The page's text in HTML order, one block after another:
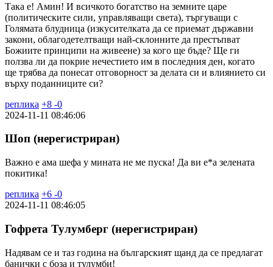
Така е! Амин! И всичкото богатство на земните царе
(политическите сили, управляващи света), търгуващи с
Голямата блудница (изкусителката да се приемат държавни
закони, облагодетелтващи най-склонните да престъпват
Божиите принципи на живеене) за кого ще бъде? Ще ги
ползва ли да покрие нечестието им в последния ден, когато
ще трябва да понесат отговорност за делата си и влиянието си
върху поданниците си?
реплика +8 -0
2024-11-11 08:46:06
Шоп (нерегистриран)
Важно е ама шефа у мината не ме пуска! Да ви е*а зелената
покитика!
реплика +6 -0
2024-11-11 08:46:05
Гофрета Тулумберг (нерегистриран)
Надявам се и таз година на българският щанд да се предлагат
банички с боза и тулумби!